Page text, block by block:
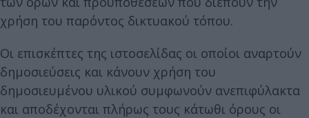
χρήση του παρόντος δικτυακού τόπου.
Οι επισκέπτες της ιστοσελίδας οι οποίοι αναρτούν
δημοσιεύσεις και κάνουν χρήση του
δημοσιευμένου υλικού συμφωνούν ανεπιφύλακτα
και αποδέχονται πλήρως τους κάτωθι όρους οι